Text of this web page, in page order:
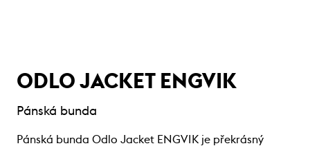
ODLO JACKET ENGVIK
Pánská bunda
Pánská bunda Odlo Jacket ENGVIK je překrásný